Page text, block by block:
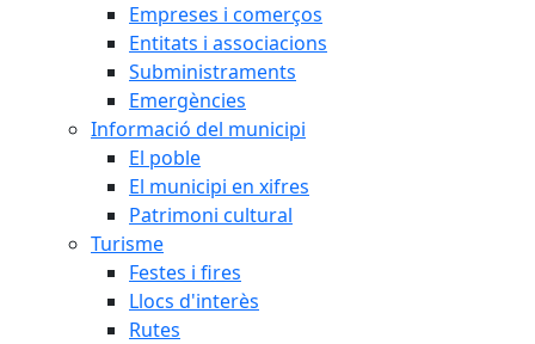
Empreses i comerços
Entitats i associacions
Subministraments
Emergències
Informació del municipi
El poble
El municipi en xifres
Patrimoni cultural
Turisme
Festes i fires
Llocs d'interès
Rutes